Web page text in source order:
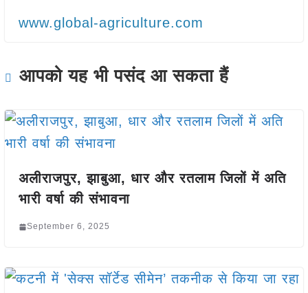
www.global-agriculture.com
आपको यह भी पसंद आ सकता हैं
अलीराजपुर, झाबुआ, धार और रतलाम जिलों में अति
भारी वर्षा की संभावना
September 6, 2025